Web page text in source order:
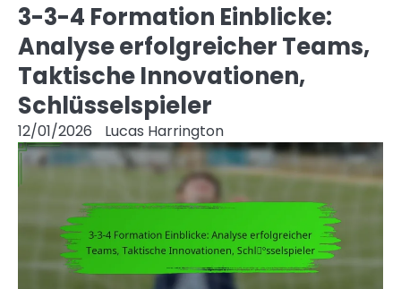
3-3-4 Formation Einblicke:
Analyse erfolgreicher Teams,
Taktische Innovationen,
Schlüsselspieler
12/01/2026 Lucas Harrington